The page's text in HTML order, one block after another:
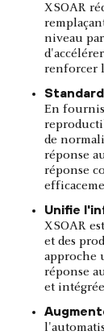
XSOAR
niveau par
renforcer
En
de
réponse
réponse
Unifie
XSOAR
et des
approche
réponse
et